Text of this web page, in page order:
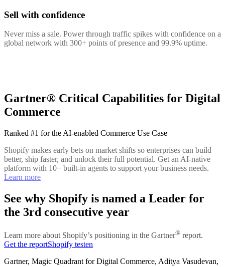
Sell with confidence
Never miss a sale. Power through traffic spikes with confidence on a
global network with 300+ points of presence and 99.9% uptime.
Gartner® Critical Capabilities for Digital
Commerce
Ranked #1 for the AI-enabled Commerce Use Case
Shopify makes early bets on market shifts so enterprises can build
better, ship faster, and unlock their full potential. Get an AI-native
platform with 10+ built-in agents to support your business needs.
Learn more
See why Shopify is named a Leader for
the 3rd consecutive year
Learn more about Shopify’s positioning in the Gartner® report.
Get the reportShopify testen
Gartner, Magic Quadrant for Digital Commerce, Aditya Vasudevan,